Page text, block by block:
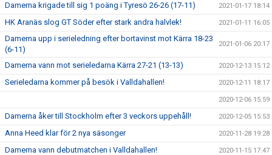
Damerna krigade till sig 1 poäng i Tyresö 26-26 (17-11) 2021-01-17 18:14
HK Aranäs slog GT Söder efter stark andra halvlek! 2021-01-11 16:05
Damerna upp i serieledning efter bortavinst mot Kärra 18-23
(6-11)
2021-01-06 20:17
Damerna vann mot serieledarna Kärra 27-21 (13-13) 2020-12-13 15:12
Serieledarna kommer på besök i Valldahallen! 2020-12-11 18:17
2020-12-06 15:59
Damerna åker till Stockholm efter 3 veckors uppehåll! 2020-12-05 15:53
Anna Heed klar för 2 nya säsonger 2020-11-28 19:28
Damerna vann debutmatchen i Valldahallen! 2020-11-15 17:47